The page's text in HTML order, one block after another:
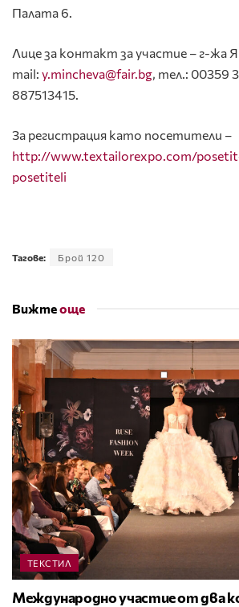
Палатa 6.
Лице за контакт за участие – г-жа
mail: y.mincheva@fair.bg, тел.: 00359
887513415.
За регистрация като посетители –
http://www.textailorexpo.com/
posetiteli
Тагове: Брой 120
Вижтеоще
ТЕКСТИЛ
Международно участие от два